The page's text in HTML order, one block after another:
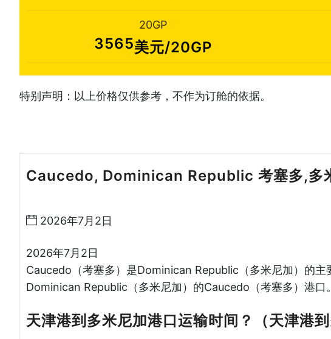
20GP
3565美元/20GP
特别声明：以上价格仅供参考，不作为订舱的依据。
Caucedo, Dominican Republic 考塞多,多
2026年7月2日
2026年7月2日
Caucedo（考塞多）是Dominican Republic（多米尼加）的主
Dominican Republic（多米尼加）的Caucedo（考塞多）港口。
天津港到多米尼加港口运输时间？（天津港到